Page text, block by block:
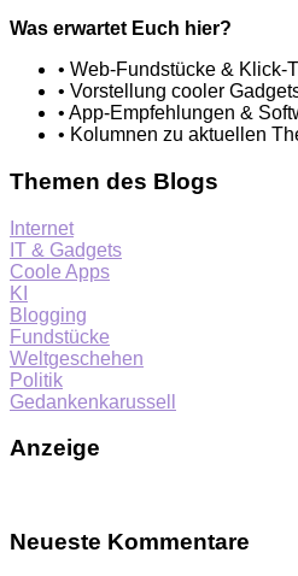
Was erwartet Euch hier?
• Web-Fundstücke & Klick-
• Vorstellung cooler
• App-Empfehlungen &
• Kolumnen zu aktuellen
Themen des Blogs
Internet
IT & Gadgets
Coole Apps
KI
Blogging
Fundstücke
Weltgeschehen
Politik
Gedankenkarussell
Anzeige
Neueste Kommentare